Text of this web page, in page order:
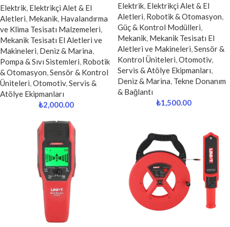
Elektrik, Elektrikçi Alet & El
Aletleri, Mekanik, Havalandırma
ve Klima Tesisatı Malzemeleri,
Mekanik Tesisatı El Aletleri ve
Makineleri, Deniz & Marina,
Pompa & Sıvı Sistemleri, Robotik
& Otomasyon,Sensör & Kontrol
Üniteleri,Otomotiv,Servis &
Atölye Ekipmanları
₺2,000.00
Elektrik, Elektrikçi Alet & El
Aletleri, Robotik & Otomasyon,
Güç & Kontrol Modülleri,
Mekanik, Mekanik Tesisatı El
Aletleri ve Makineleri,Sensör &
Kontrol Üniteleri,Otomotiv,
Servis & Atölye Ekipmanları,
Deniz & Marina, Tekne Donanım
& Bağlantı
₺1,500.00